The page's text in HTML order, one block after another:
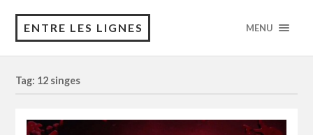
ENTRE LES LIGNES MENU
Tag: 12 singes